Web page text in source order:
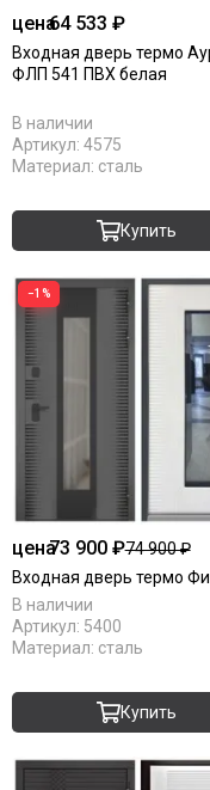
цена64 533 ₽
Входная дверь термо
ФЛП 541 ПВХ белая
В наличии
Артикул: 4575
Материал: сталь
Купить
−1%
цена73 900 ₽74 900 ₽
Входная дверь термо
В наличии
Артикул: 5400
Материал: сталь
Купить